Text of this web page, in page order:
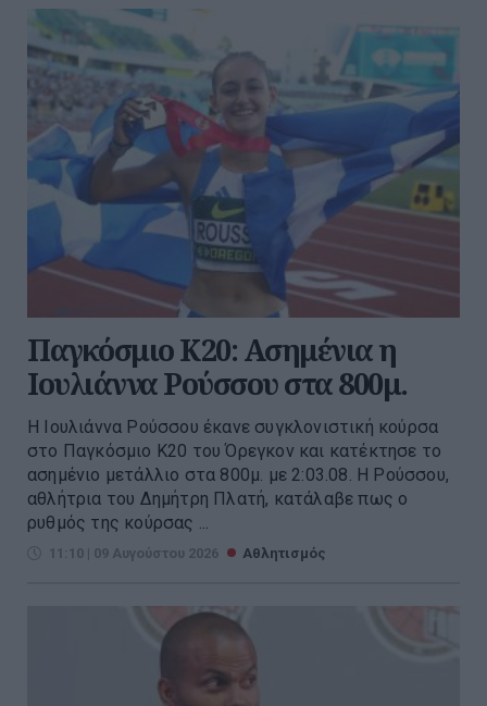
Παγκόσμιο Κ20: Ασημένια η
Ιουλιάννα Ρούσσου στα 800μ.
Η Ιουλιάννα Ρούσσου έκανε συγκλονιστική κούρσα
στο Παγκόσμιο Κ20 του Όρεγκον και κατέκτησε το
ασημένιο μετάλλιο στα 800μ. με 2:03.08. Η Ρούσσου,
αθλήτρια του Δημήτρη Πλατή, κατάλαβε πως ο
ρυθμός της κούρσας ...
11:10 | 09 Αυγούστου 2026 Αθλητισμός